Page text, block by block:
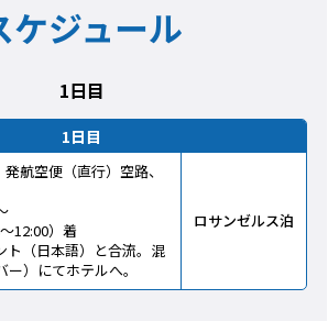
ケジュール
1日目
1日目
航空便（直行）空路、
12:00）着
ト（日本語）と合流。混
）にてホテルへ。
ロサンゼルス泊